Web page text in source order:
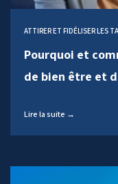
ATTIRER ET FIDÉLISER LES
Pourquoi et
de bien être et
Lire la suite →